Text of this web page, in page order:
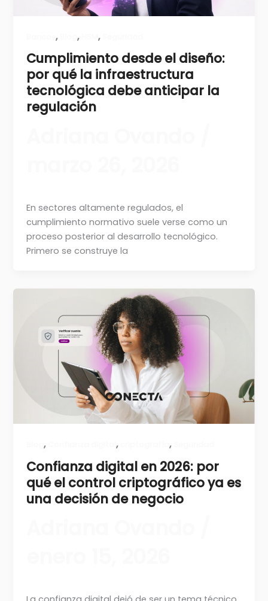
Bancos, Blog, HSM,
Cumplimiento desde el diseño:
por qué la infraestructura
tecnológica debe anticipar la
regulación
En sectores altamente regulados, el
cumplimiento normativo suele verse como un
proceso posterior al desarrollo tecnológico.
Primero se construye la
Blog, Confianza digital, criptografía,
Confianza digital en 2026: por
qué el control criptográfico ya es
una decisión de negocio